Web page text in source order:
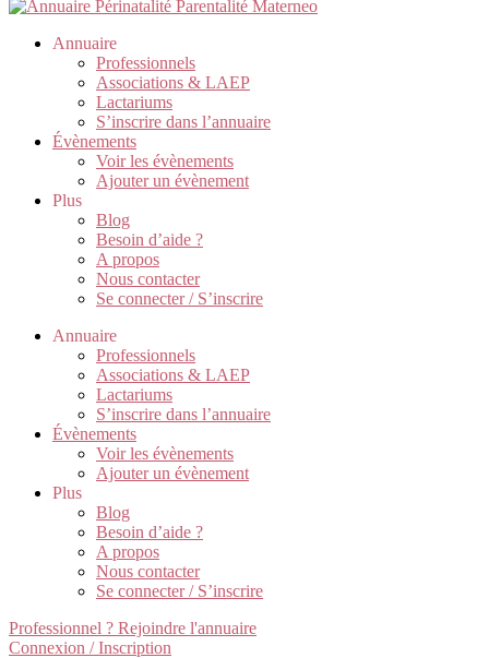
Annuaire
Professionnels
Associations & LAEP
Lactariums
S’inscrire dans l’annuaire
Évènements
Voir les évènements
Ajouter un évènement
Plus
Blog
Besoin d’aide ?
A propos
Nous contacter
Se connecter / S’inscrire
Annuaire
Professionnels
Associations & LAEP
Lactariums
S’inscrire dans l’annuaire
Évènements
Voir les évènements
Ajouter un évènement
Plus
Blog
Besoin d’aide ?
A propos
Nous contacter
Se connecter / S’inscrire
Professionnel ? Rejoindre l'annuaire
Connexion / Inscription